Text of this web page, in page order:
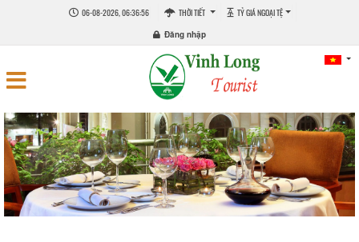
06-08-2026, 06:36:56 THỜI TIẾT TỶ GIÁ NGOẠI TỆ
Đăng nhập